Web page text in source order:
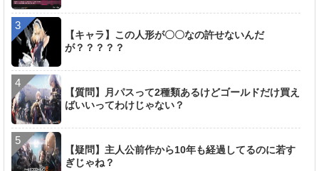
【キャラ】この人形が〇〇なの許せないんだ
が？？？？？
【質問】月パスって2種類あるけどゴールドだけ買え
ばいいってわけじゃない？
【疑問】主人公前作から10年も経過してるのに若す
ぎじゃね？